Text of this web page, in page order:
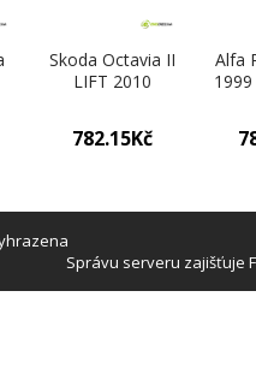
Skoda Octavia II
LIFT 2010
2.0TDI 140KM
08-13 2000
782.15Kč
Alfa
-
Správu serveru zajišťuje